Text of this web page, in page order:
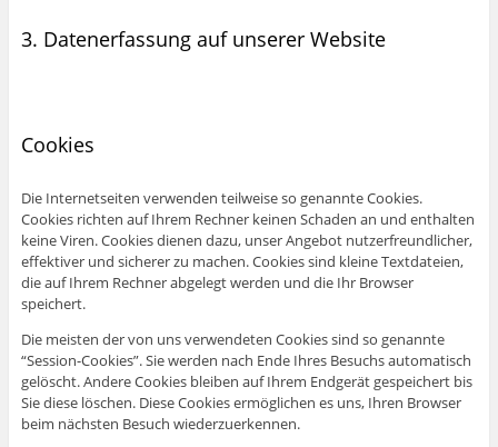
3. Datenerfassung auf unserer Website
Cookies
Die Internetseiten verwenden teilweise so genannte Cookies.
Cookies richten auf Ihrem Rechner keinen Schaden an und enthalten
keine Viren. Cookies dienen dazu, unser Angebot nutzerfreundlicher,
effektiver und sicherer zu machen. Cookies sind kleine Textdateien,
die auf Ihrem Rechner abgelegt werden und die Ihr Browser
speichert.
Die meisten der von uns verwendeten Cookies sind so genannte
“Session-Cookies”. Sie werden nach Ende Ihres Besuchs automatisch
gelöscht. Andere Cookies bleiben auf Ihrem Endgerät gespeichert bis
Sie diese löschen. Diese Cookies ermöglichen es uns, Ihren Browser
beim nächsten Besuch wiederzuerkennen.